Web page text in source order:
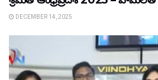
DECEMBER 14, 2025